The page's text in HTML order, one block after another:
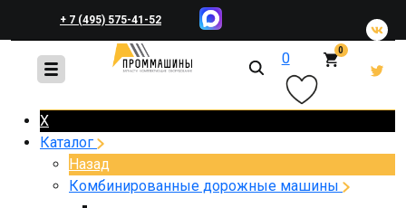
+ 7 (495) 575-41-52
+ 7 (495) 648-45-83 0 0
X
Каталог
Назад
Комбинированные дорожные машины